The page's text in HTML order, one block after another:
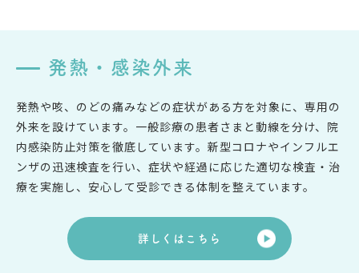
発熱・感染外来
発熱や咳、のどの痛みなどの症状がある方を対象に、専用の
外来を設けています。一般診療の患者さまと動線を分け、院
内感染防止対策を徹底しています。新型コロナやインフルエ
ンザの迅速検査を行い、症状や経過に応じた適切な検査・治
療を実施し、安心して受診できる体制を整えています。
詳しくはこちら